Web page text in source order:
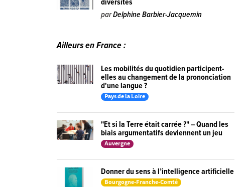
diversités
parDelphine Barbier-Jacquemin
Ailleurs en France :
Les mobilités du quotidien participent-
elles au changement de la prononciation
d'une langue ?
Pays de la Loire
"Et si la Terre était carrée ?" – Quand les
biais argumentatifs deviennent un jeu
Auvergne
Donner du sens à l’intelligence artificielle
Bourgogne-Franche-Comté